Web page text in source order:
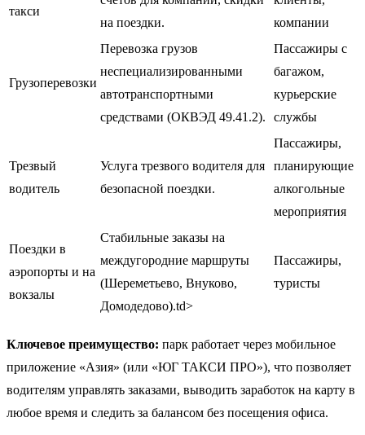
такси
на поездки.
компании
Грузоперевозки
Перевозка грузов
неспециализированными
автотранспортными
средствами (ОКВЭД 49.41.2).
Пассажиры с
багажом,
курьерские
службы
Трезвый
водитель
Услуга трезвого водителя для
безопасной поездки.
Пассажиры,
планирующие
алкогольные
мероприятия
Поездки в
аэропорты и на
вокзалы
Стабильные заказы на
междугородние маршруты
(Шереметьево, Внуково,
Домодедово).td>
Пассажиры,
туристы
Ключевое преимущество: парк работает через мобильное
приложение «Азия» (или «ЮГ ТАКСИ ПРО»), что позволяет
водителям управлять заказами, выводить заработок на карту в
любое время и следить за балансом без посещения офиса.